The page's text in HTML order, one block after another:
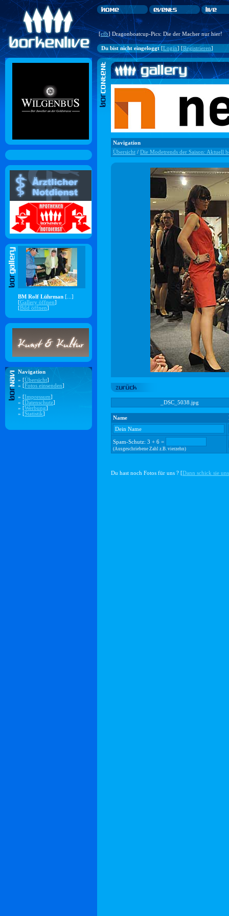
[cfb] Dragonboatcup-Pics: Die der Macher nur hier!
Du bist nicht eingeloggt[Login] [Registrieren]
BM Rolf Lührman [...]
[Gallery öffnen]
[Bild öffnen]
Navigation
» [Übersicht]
» [Fotos einsenden]
» [Impressum]
» [Datenschutz]
» [Werbung]
» [Statistik]
Navigation
Übersicht / Die Modetrends der Saison: Aktuell
_DSC_5038.jpg
Name
Spam-Schutz: 3 + 6 =
(Ausgeschriebene Zahl z.B. vierzehn)
Du hast noch Fotos für uns ? [Dann schick sie uns